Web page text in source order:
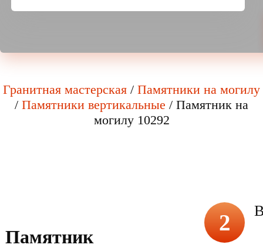
Гранитная мастерская / Памятники на могилу
/ Памятники вертикальные / Памятник на
могилу 10292
Памятник
2